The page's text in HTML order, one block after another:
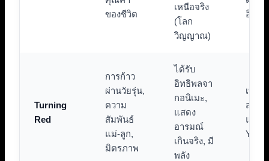
ของชีวิต
เหนือจริง
(โลก
วิญญาณ)
อิเล็ก
Turning
Red
การก้าว
ผ่านวัยรุ่น,
ความ
สัมพันธ์
แม่-ลูก,
มิตรภาพ
ได้รับ
อิทธิพลจา
กอนิเมะ,
แสดง
อารมณ์
เกินจริง, มี
พลัง
เพลง
สไต
แบน
Y2K